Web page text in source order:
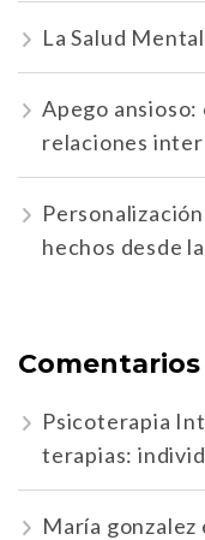
La Salud
Apego ansioso:
relaciones
hechos desde
Psicoterapia
terapias:
María gonzalez